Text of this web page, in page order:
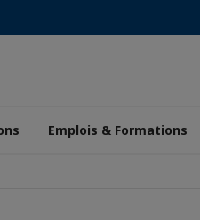
Emplois & Formations